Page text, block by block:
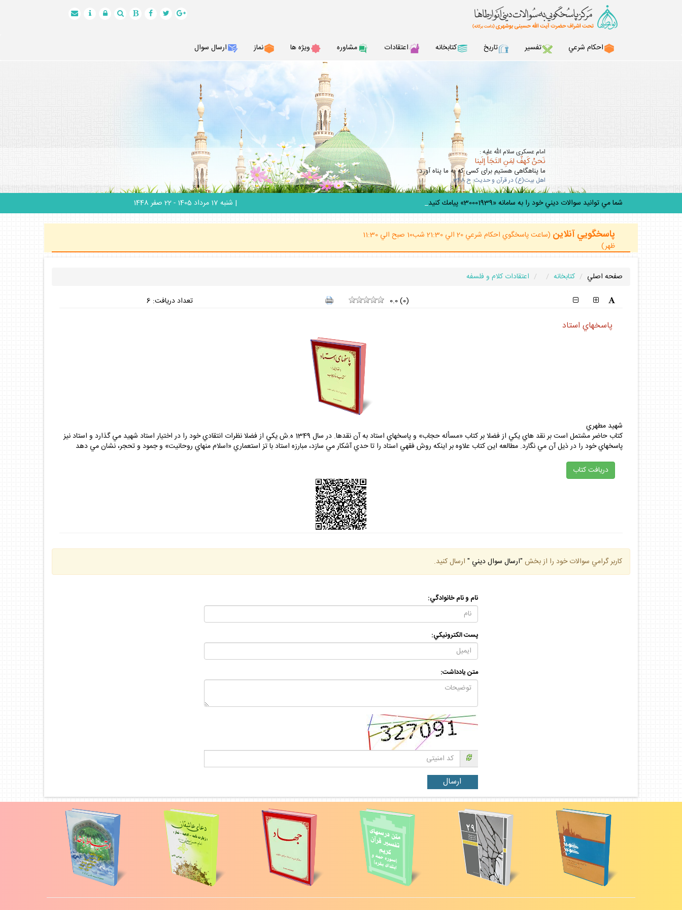
احكام شرعي تفسير تاريخ كتابخانه اعتقادات مشاوره ويژه ها نماز ارسال سوال
امام عسكرى سلام الله عليه :
نَحنُ كَهفٌ لِمَنِ التَجَأَ إلَينا
ما پناهگاهى هستيم براى كسى كه به ما پناه آورد
اهل بيت(ع) در قرآن و حديث: ح 348
شما مي توانيد سوالات ديني خود را به سامانه «30001939» پيامك كنيد. | شنبه 17 مرداد 1405 - 22 صفر 1448
پاسخگويي آنلاين
(ساعت پاسخگوي احكام شرعي 20 الي 21:30 شب10 صبح الي 11:30
ظهر)
صفحه اصلي كتابخانه
اعتقادات كلام و فلسفه
0.0(0) تعداد دريافت: 6
پاسخهاي استاد
شهيد مطهري
كتاب حاضر مشتمل است بر نقد هاي يكي از فضلا بر كتاب «مسأله حجاب» و پاسخهاي استاد به آن نقدها. در سال 1349 ه.ش يكي از فضلا نظرات انتقادي خود را در اختيار استاد شهيد مي گذارد و استاد نيز
پاسخهاي خود را در ذيل آن مي نگارد. مطالعه اين كتاب علاوه بر اينكه روش فقهي استاد را تا حدي آشكار مي سازد، مبارزه استاد با تز استعماري «اسلام منهاي روحانيت» و جمود و تحجر، نشان مي دهد
دريافت كتاب
كاربر گرامي سوالات خود را از بخش "ارسال سوال ديني " ارسال كنيد.
نام و نام خانوادگي:
پست الكترونيكي:
متن يادداشت: